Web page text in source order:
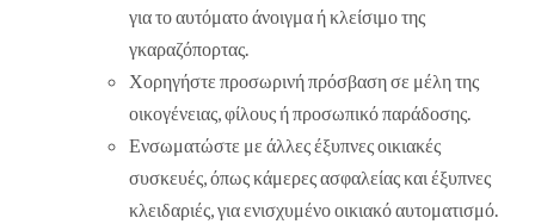
για το αυτόματο άνοιγμα ή κλείσιμο της
γκαραζόπορτας.
Χορηγήστε προσωρινή πρόσβαση σε μέλη της
οικογένειας, φίλους ή προσωπικό παράδοσης.
Ενσωματώστε με άλλες έξυπνες οικιακές
συσκευές, όπως κάμερες ασφαλείας και έξυπνες
κλειδαριές, για ενισχυμένο οικιακό αυτοματισμό.